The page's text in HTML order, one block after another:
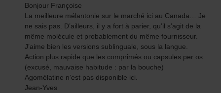
Bonjour Françoise
La meilleure mélantonie sur le marché ici au Canada… Je
ne sais pas. D’ailleurs, il y a fort à parier, qu’il s’agit de la
même molécule et probablement du même fournisseur.
J’aime bien les versions sublinguale, sous la langue.
Action plus rapide que les comprimés ou capsules per os
(excusé, mauvaise habitude : par la bouche)
Agomélatine n’est pas disponible ici.
Jean-Yves